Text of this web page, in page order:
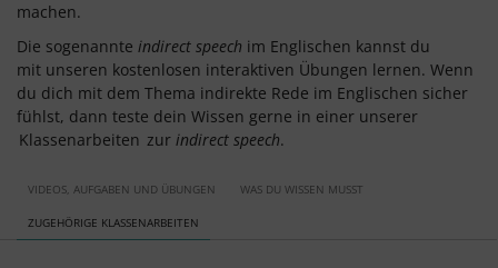
machen.
Die sogenannte indirect speech im Englischen kannst du
mit unseren kostenlosen interaktiven Übungen lernen. Wenn
du dich mit dem Thema indirekte Rede im Englischen sicher
fühlst, dann teste dein Wissen gerne in einer unserer
Klassenarbeiten zurindirect speech.
VIDEOS, AUFGABEN UND ÜBUNGEN WAS DU WISSEN MUSST
ZUGEHÖRIGE KLASSENARBEITEN